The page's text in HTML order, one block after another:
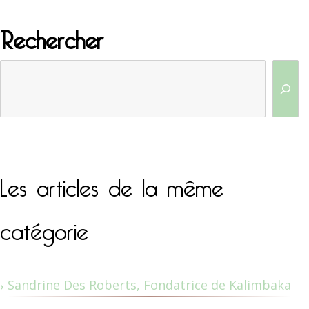
Rechercher
Les articles de la même
catégorie
Sandrine Des Roberts, Fondatrice de Kalimbaka